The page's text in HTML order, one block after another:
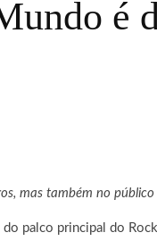
é
mas também no
palco principal do